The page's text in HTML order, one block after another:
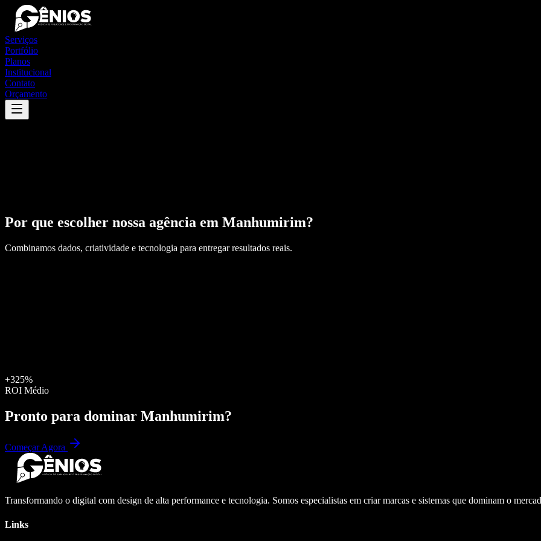
Serviços
Portfólio
Planos
Institucional
Contato
Orçamento
Por que escolher nossa agência em Manhumirim?
Combinamos dados, criatividade e tecnologia para entregar resultados reais.
+325%
ROI Médio
Pronto para dominar Manhumirim?
Começar Agora
Transformando o digital com design de alta performance e tecnologia. Somos especialistas em criar marcas e sistemas que dominam o
Links